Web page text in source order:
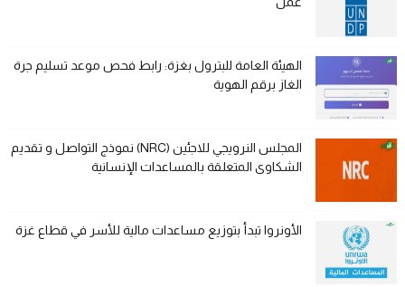
الهيئة العامة للبترول بغزة: رابط فحص موعد تسليم جرة
الغاز برقم الهوية
المجلس النرويجي للاجئين (NRC) نموذج التواصل و تقديم
الشكاوى المتعلقة بالمساعدات الإنسانية
الأونروا تبدأ بتوزيع مساعدات مالية للأسر في قطاع غزة